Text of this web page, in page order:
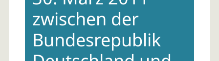
zwischen der
Bundesrepublik